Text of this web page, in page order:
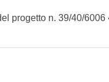
progetto n. 39/40/6006